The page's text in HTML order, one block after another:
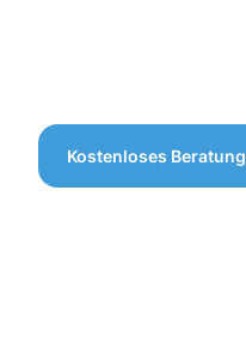
Kostenloses Beratung